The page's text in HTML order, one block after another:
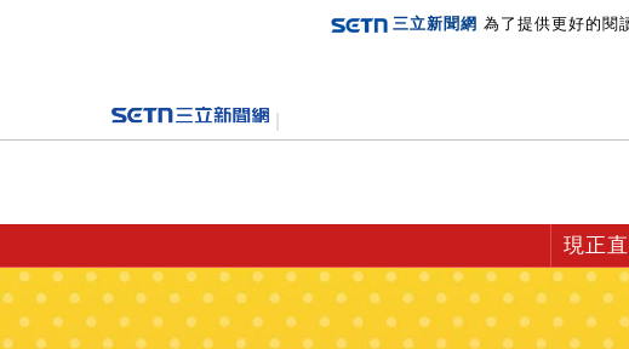
三立新聞網 為了提供更好的閱
現正